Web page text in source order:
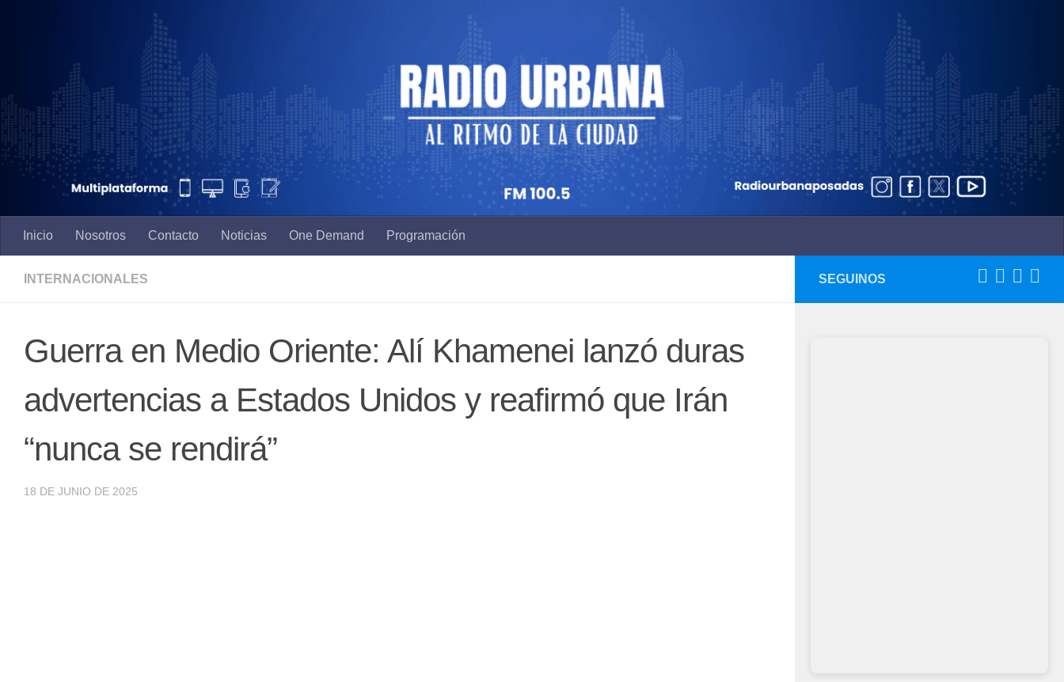
Inicio Nosotros Contacto Noticias One Demand Programación
INTERNACIONALES
Guerra en Medio Oriente: Alí Khamenei lanzó duras
advertencias a Estados Unidos y reafirmó que Irán
“nunca se rendirá”
18 DE JUNIO DE 2025
SEGUINOS